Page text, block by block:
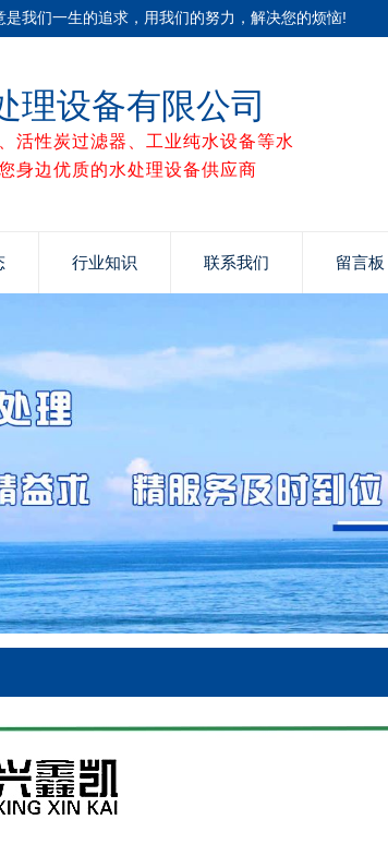
我们一生的追求，用我们的努力，解决您的烦恼!
理设备有限公司
活性炭过滤器、工业纯水设备等水
身边优质的水处理设备供应商
行业知识 联系我们 留言板